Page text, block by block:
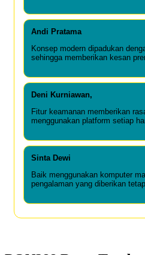
Andi Pratama
Konsep modern dipadukan
sehingga memberikan kesan
Deni Kurniawan,
Fitur keamanan memberikan
menggunakan platform setiap
Sinta Dewi
Baik menggunakan komputer
pengalaman yang diberikan